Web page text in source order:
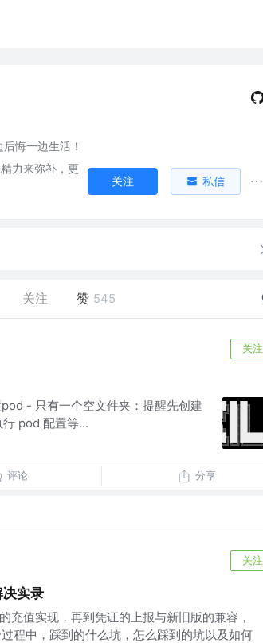
悔一边生活！
力来弥补，更
关注 私信
关注 赞 545
关注
- 只有一个空文件夹：提醒先创建
pod 配置等...
评论 分享
关注
实录
值实现，再到凭证的上报与新旧版的兼容，
程中，踩到的什么坑，怎么踩到的坑以及如何